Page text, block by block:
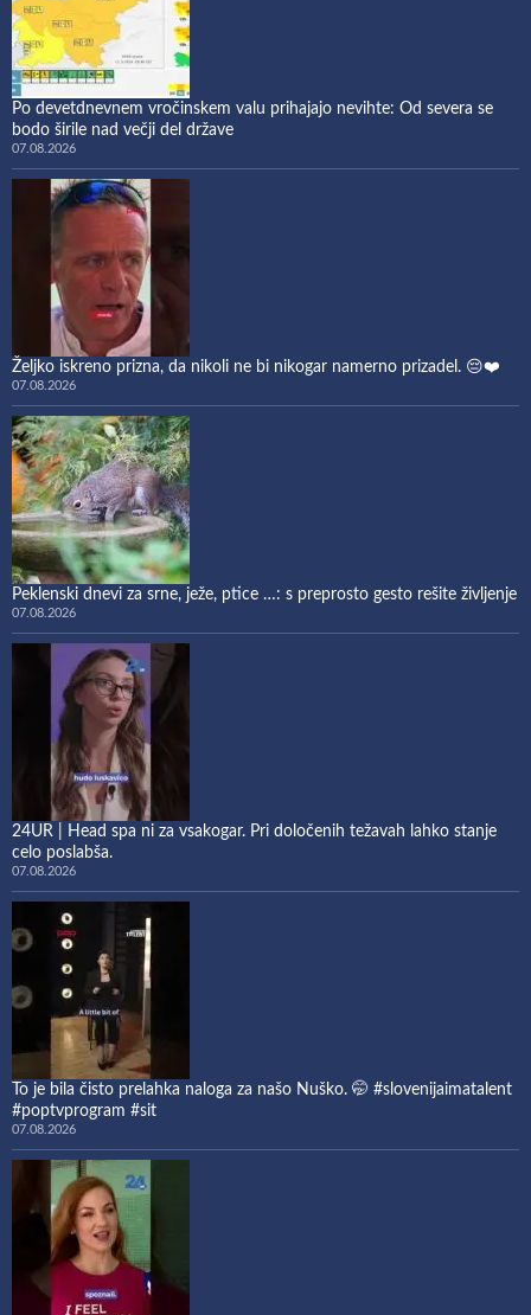
Po devetdnevnem vročinskem valu prihajajo nevihte: Od severa se
bodo širile nad večji del države
07.08.2026
Željko iskreno prizna, da nikoli ne bi nikogar namerno prizadel. 😔❤️
07.08.2026
Peklenski dnevi za srne, ježe, ptice …: s preprosto gesto rešite življenje
07.08.2026
24UR | Head spa ni za vsakogar. Pri določenih težavah lahko stanje
celo poslabša.
07.08.2026
To je bila čisto prelahka naloga za našo Nuško. 🤭 #slovenijaimatalent
#poptvprogram #sit
07.08.2026